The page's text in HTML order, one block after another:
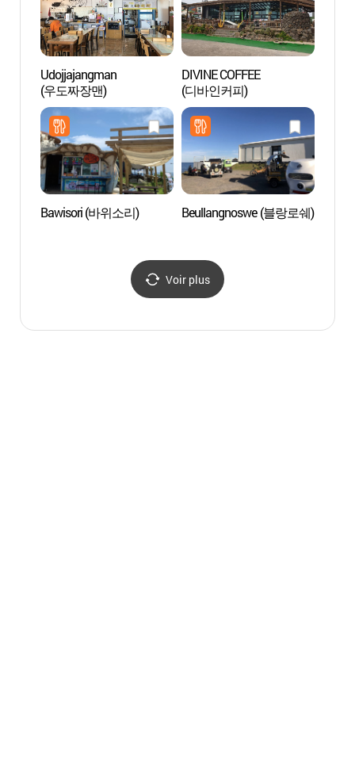
Udojjajangman
(우도짜장맨)
DIVINE COFFEE
(디바인커피)
Bawisori (바위소리) Beullangnoswe (블랑로쉐)
Voir plus